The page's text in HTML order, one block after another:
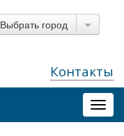
Выбрать город
Контакты